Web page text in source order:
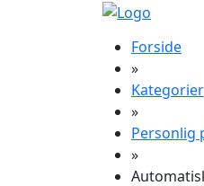
Forside
»
Kategorier
»
Personlig
»